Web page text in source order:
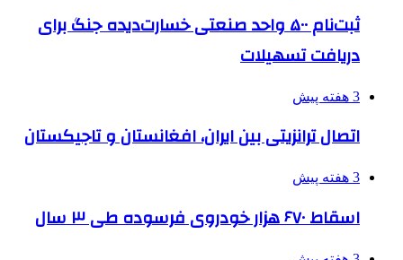
ثبت‌نام ۵۰۰ واحد صنعتی خسارت‌دیده جنگ برای
دریافت تسهیلات
3 هفته پیش
اتصال ترانزیتی بین ایران، افغانستان و تاجیکستان
3 هفته پیش
اسقاط ۶۷۰ هزار خودروی فرسوده طی ۳ سال